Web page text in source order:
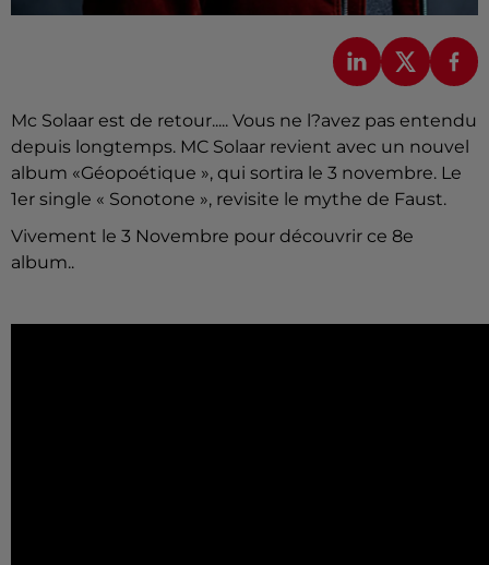
Mc Solaar est de retour..... Vous ne l?avez pas entendu
depuis longtemps. MC Solaar revient avec un nouvel
album «Géopoétique », qui sortira le 3 novembre. Le
1er single « Sonotone », revisite le mythe de Faust.
Vivement le 3 Novembre pour découvrir ce 8e
album..